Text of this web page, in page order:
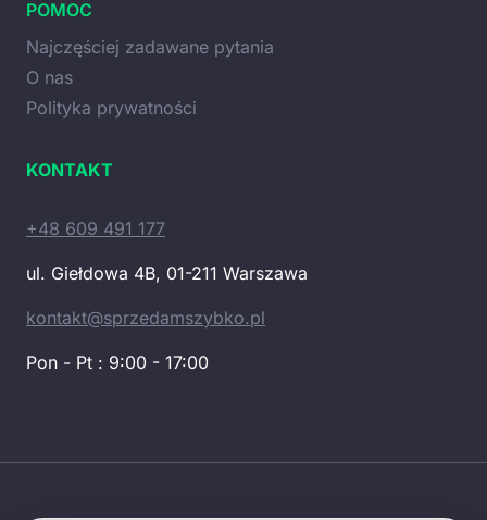
POMOC
Najczęściej zadawane pytania
O nas
Polityka prywatności
KONTAKT
+48 609 491 177
ul. Giełdowa 4B, 01-211 Warszawa
kontakt@sprzedamszybko.pl
Pon - Pt : 9:00 - 17:00